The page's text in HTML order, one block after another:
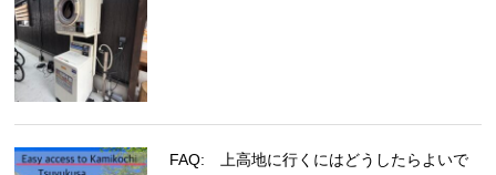
FAQ: 上高地に行くにはどうしたらよいで